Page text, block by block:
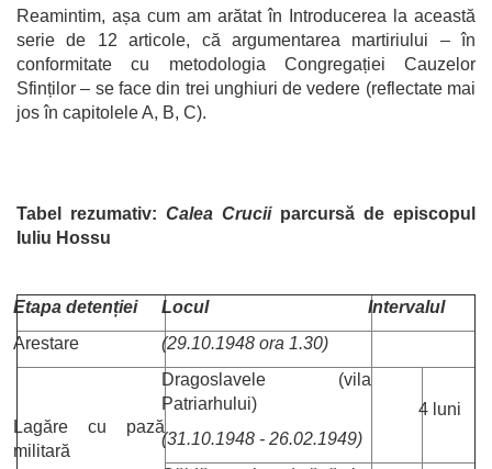
Reamintim, așa cum am arătat în Introducerea la această
serie de 12 articole, că argumentarea martiriului – în
conformitate cu metodologia Congregației Cauzelor
Sfinților – se face din trei unghiuri de vedere (reflectate mai
jos în capitolele A, B, C).
Tabel rezumativ: Calea Crucii parcursă de episcopul
Iuliu Hossu
Etapa detenției Locul
Intervalul
Arestare
(29.10.1948 ora 1.30)
Lagăre cu pază
militară
Dragoslavele (vila
Patriarhului)
(31.10.1948 - 26.02.1949)
4 luni